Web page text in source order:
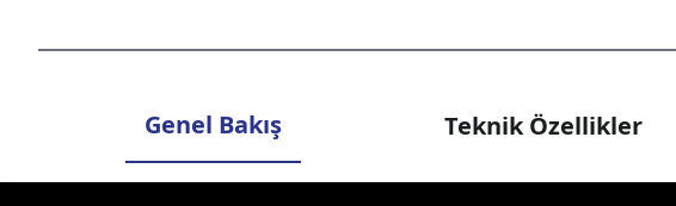
Genel Bakış Teknik Özellikler